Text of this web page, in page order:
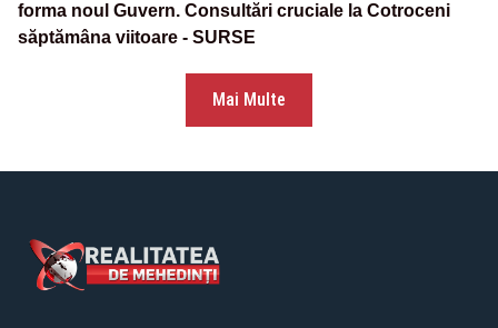
forma noul Guvern. Consultări cruciale la Cotroceni
săptămâna viitoare - SURSE
Mai Multe